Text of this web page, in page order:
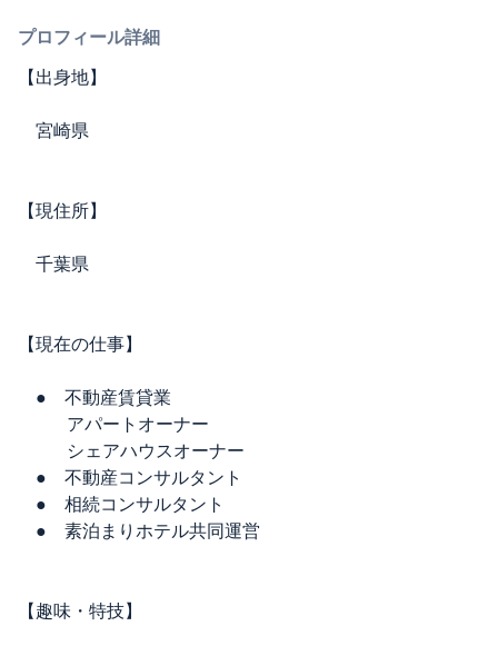
プロフィール詳細
【出身地】
宮崎県
【現住所】
千葉県
【現在の仕事】
● 不動産賃貸業
アパートオーナー
シェアハウスオーナー
● 不動産コンサルタント
● 相続コンサルタント
● 素泊まりホテル共同運営
【趣味・特技】